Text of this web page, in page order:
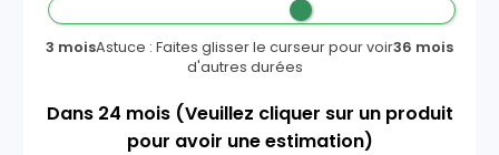
3 moisAstuce : Faites glisser le curseur pour voir
d'autres durées
36 mois
Dans 24 mois (Veuillez cliquer sur un produit
pour avoir une estimation)